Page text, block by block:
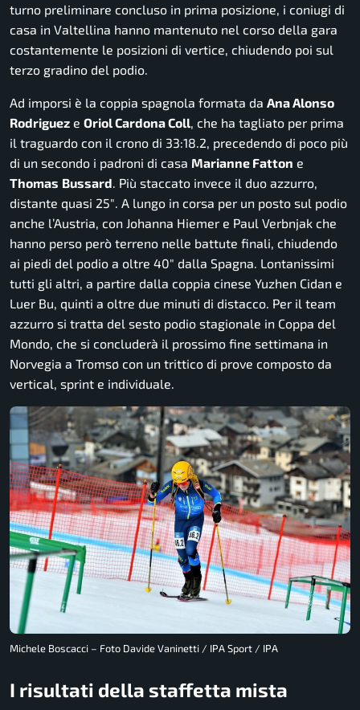
turno preliminare concluso in prima posizione, i coniugi di
casa in Valtellina hanno mantenuto nel corso della gara
costantemente le posizioni di vertice, chiudendo poi sul
terzo gradino del podio.
Ad imporsi è la coppia spagnola formata da Ana Alonso
Rodriguez e Oriol Cardona Coll, che ha tagliato per prima
il traguardo con il crono di 33:18.2, precedendo di poco più
di un secondo i padroni di casa Marianne Fatton e
Thomas Bussard. Più staccato invece il duo azzurro,
distante quasi 25″. A lungo in corsa per un posto sul podio
anche l’Austria, con Johanna Hiemer e Paul Verbnjak che
hanno perso però terreno nelle battute finali, chiudendo
ai piedi del podio a oltre 40″ dalla Spagna. Lontanissimi
tutti gli altri, a partire dalla coppia cinese Yuzhen Cidan e
Luer Bu, quinti a oltre due minuti di distacco. Per il team
azzurro si tratta del sesto podio stagionale in Coppa del
Mondo, che si concluderà il prossimo fine settimana in
Norvegia a Tromsø con un trittico di prove composto da
vertical, sprint e individuale.
Michele Boscacci – Foto Davide Vaninetti / IPA Sport / IPA
I risultati della staffetta mista